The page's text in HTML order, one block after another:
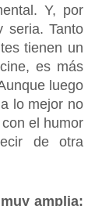
Y, por
seria. Tanto
tienen un
es más
luego
lo mejor no
el humor
de otra
amplia: